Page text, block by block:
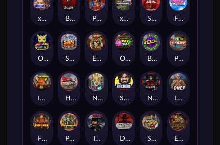
Nexus Blood & Shadow
Dead, Dead, or Deader
Home of the Brave
Blood & Shadow
Skate or Die
Stockholm Syndrome
Outsourced
Punk Rocker 2
Loner
Outsourced: Payday
Fire In The Hole xBomb
xWays Hoarder 2
Nine To Five
El Pasa Gunfight xNudge Brick Snake 2000
Flight Mode
Evil Goblins xBomb
San Quentin xWays
Serial
Punk Toilet
Pearl Harbor
Infectious 5 xWays
True Grit Redemption
xWays Hoarder xSplit